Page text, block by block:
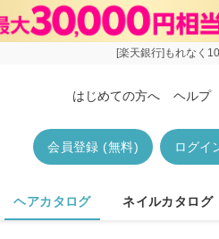
[楽天銀行]もれなく
はじめての方へ ヘルプ
ログイ
会員登録 (無料)
ヘアカタログ ネイルカタログ